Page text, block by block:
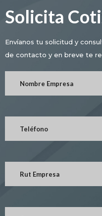
Solicita
Envíanos tu solicitud y
de contacto y en breve te